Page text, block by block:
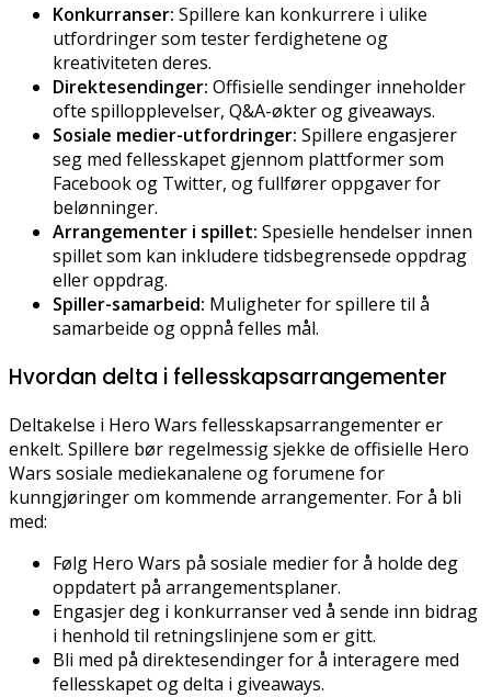
Konkurranser: Spillere kan konkurrere i ulike
utfordringer som tester ferdighetene og
kreativiteten deres.
Direktesendinger: Offisielle sendinger inneholder
ofte spillopplevelser, Q&A-økter og giveaways.
Sosiale medier-utfordringer: Spillere engasjerer
seg med fellesskapet gjennom plattformer som
Facebook og Twitter, og fullfører oppgaver for
belønninger.
Arrangementer i spillet: Spesielle hendelser innen
spillet som kan inkludere tidsbegrensede oppdrag
eller oppdrag.
Spiller-samarbeid: Muligheter for spillere til å
samarbeide og oppnå felles mål.
Hvordan delta i fellesskapsarrangementer
Deltakelse i Hero Wars fellesskapsarrangementer er
enkelt. Spillere bør regelmessig sjekke de offisielle Hero
Wars sosiale mediekanalene og forumene for
kunngjøringer om kommende arrangementer. For å bli
med:
Følg Hero Wars på sosiale medier for å holde deg
oppdatert på arrangementsplaner.
Engasjer deg i konkurranser ved å sende inn bidrag
i henhold til retningslinjene som er gitt.
Bli med på direktesendinger for å interagere med
fellesskapet og delta i giveaways.